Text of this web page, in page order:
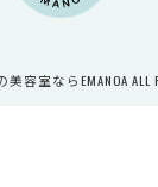
室ならEMANOA ALL